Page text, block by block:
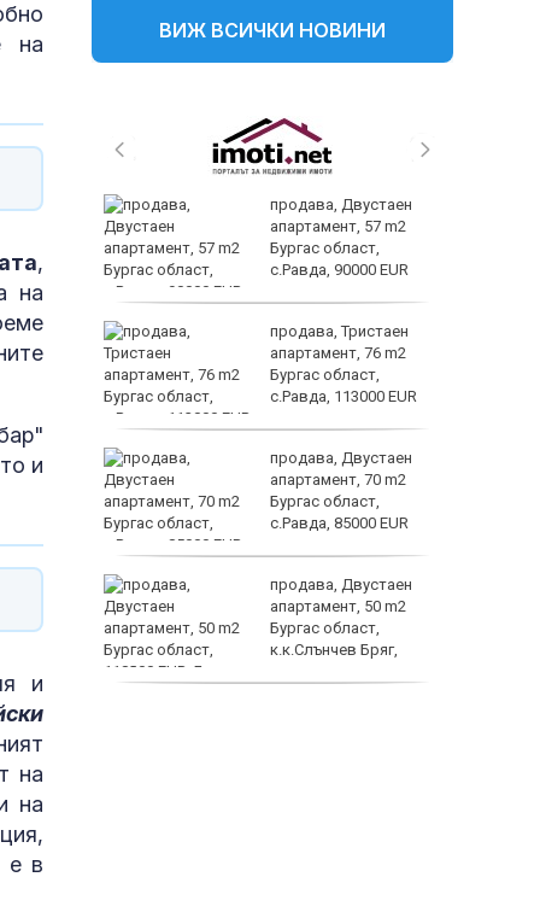
на
,
на
и
и
на
на
е в
ВИЖ ВСИЧКИ НОВИНИ
–
продава, Двустаен
апартамент, 57 m2
Бургас област,
с.Равда, 90000 EUR
продава, Тристаен
апартамент, 76 m2
Бургас област,
с.Равда, 113000 EUR
продава, Двустаен
апартамент, 70 m2
Бургас област,
с.Равда, 85000 EUR
продава, Двустаен
апартамент, 50 m2
Бургас област,
к.к.Слънчев Бряг,
118000 EUR